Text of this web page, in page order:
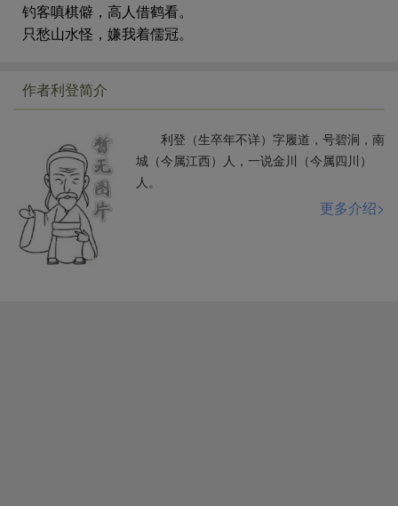
钓客嗔棋僻，高人借鹤看。
只愁山水怪，嫌我着儒冠。
作者利登简介
利登（生卒年不详）字履道，号碧涧，南
城（今属江西）人，一说金川（今属四川）
人。
更多介绍>